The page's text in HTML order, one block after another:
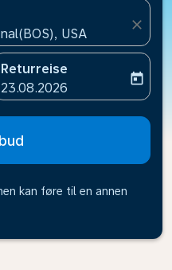
USA
close
aria-label
Returreise
fc-booking-return-date-
23.08.2026
today
kan føre til en annen